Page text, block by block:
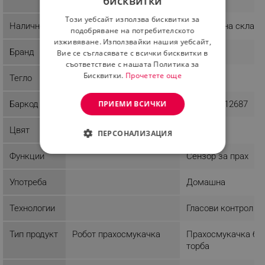
Наличност Последни бройки Налично на склад
Бранд Roborock AENO
Тегло
Баркод 6970995789942 5291485012687
Цвят Бял
Функции Сензор за прах
Употреба Домашна
Технологии Гласови контрол
Тип продукт Робот прахосмукачка
Прахосмукачка
торба
ROMANIAN
Този уебсайт използва бисквитки за
подобряване на потребителското
изживяване. Използвайки нашия уебсайт,
Вие се съгласявате с всички бисквитки в
съответствие с нашата Политика за
Бисквитки. Прочетете още
ПРИЕМИ ВСИЧКИ
ПЕРСОНАЛИЗАЦИЯ
СТРОГО НЕОБХОДИМО